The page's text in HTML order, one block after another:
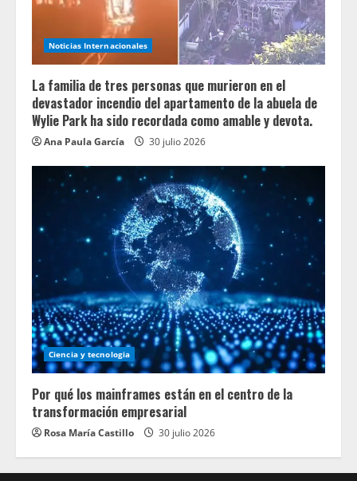
Noticias Internacionales
La familia de tres personas que murieron en el
devastador incendio del apartamento de la abuela de
Wylie Park ha sido recordada como amable y devota.
Ana Paula García 30 julio 2026
Ciencia y tecnologia
Por qué los mainframes están en el centro de la
transformación empresarial
Rosa María Castillo 30 julio 2026